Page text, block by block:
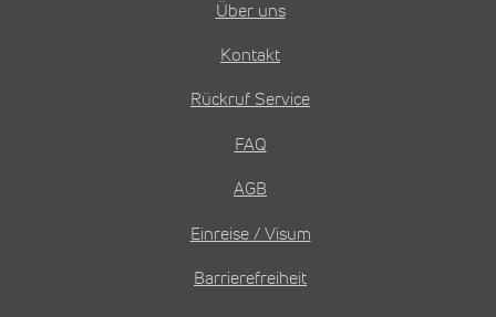
Über uns
Kontakt
Rückruf Service
FAQ
AGB
Einreise / Visum
Barrierefreiheit